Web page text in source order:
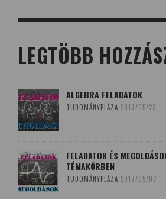
LEGTÖBB
ALGEBRA FELADATOK
TUDOMÁNYPLÁZA 2017/05/23
FELADATOK ÉS
TÉMAKÖRBEN
TUDOMÁNYPLÁZA 2017/05/07